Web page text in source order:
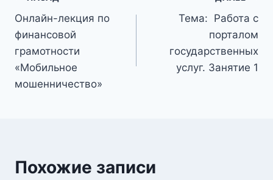
по
записям
Онлайн-лекция по
финансовой
грамотности
«Мобильное
мошенничество»
Тема: Работа с
порталом
государственных
услуг. Занятие 1
Похожие записи